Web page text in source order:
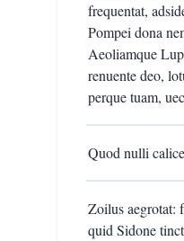
frequentat,
Pompei dona
Aeoliamque
renuente deo,
perque tuam,
Quod nulli
Zoilus aegrotat:
quid Sidone